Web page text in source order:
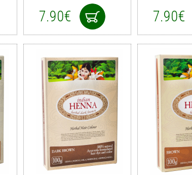
7.90€ 7.90€